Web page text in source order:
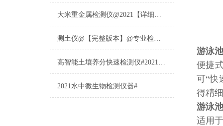
大米重金属检测仪@2021【详细版本】@专业检测大米重金属仪器仪表
测土仪@【完整版本】@专业检测土壤的仪器仪表
高智能土壤养分快速检测仪#2021【土壤养分检测专用仪器仪表】
2021水中微生物检测仪器#
游泳
便捷
可“快
得精
游泳
适用